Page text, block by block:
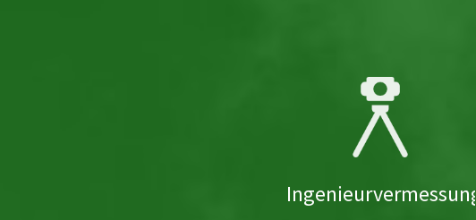
Ingenieurvermessung